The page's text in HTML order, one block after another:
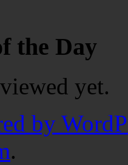
the Day
yet.
by
.